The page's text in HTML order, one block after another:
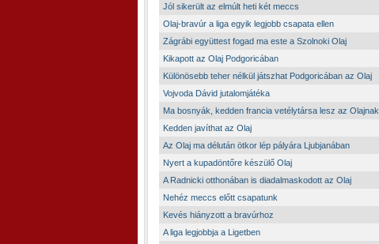
Jól sikerült az elmúlt heti két meccs
Olaj-bravúr a liga egyik legjobb csapata ellen
Zágrábi együttest fogad ma este a Szolnoki Olaj
Kikapott az Olaj Podgoricában
Különösebb teher nélkül játszhat Podgoricában az Olaj
Vojvoda Dávid jutalomjátéka
Ma bosnyák, kedden francia vetélytársa lesz az Olajnak
Kedden javíthat az Olaj
Az Olaj ma délután ötkor lép pályára Ljubjanában
Nyert a kupadöntőre készülő Olaj
A Radnicki otthonában is diadalmaskodott az Olaj
Nehéz meccs előtt csapatunk
Kevés hiányzott a bravúrhoz
A liga legjobbja a Ligetben